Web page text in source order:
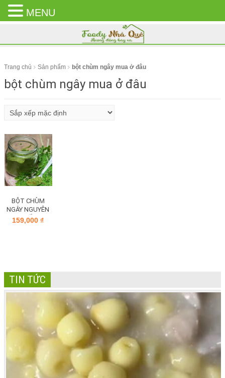
CLOSE
MENU
Trang chủ Sản phẩm bột chùm ngây mua ở đâu
bột chùm ngây mua ở đâu
BỘT CHÙM
NGÂY NGUYÊN
CHẤT
159,000₫
TIN TỨC
MENU